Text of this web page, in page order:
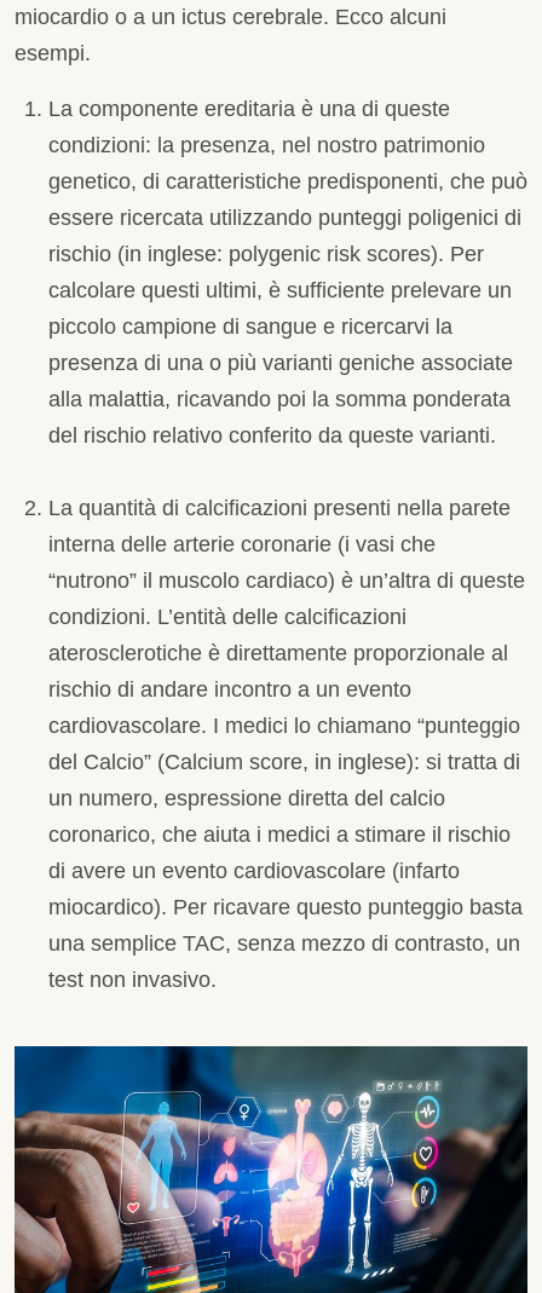
miocardio o a un ictus cerebrale. Ecco alcuni
esempi.
La componente ereditaria è una di queste
condizioni: la presenza, nel nostro patrimonio
genetico, di caratteristiche predisponenti, che può
essere ricercata utilizzando punteggi poligenici di
rischio (in inglese: polygenic risk scores). Per
calcolare questi ultimi, è sufficiente prelevare un
piccolo campione di sangue e ricercarvi la
presenza di una o più varianti geniche associate
alla malattia, ricavando poi la somma ponderata
del rischio relativo conferito da queste varianti.
La quantità di calcificazioni presenti nella parete
interna delle arterie coronarie (i vasi che
“nutrono” il muscolo cardiaco) è un’altra di queste
condizioni. L’entità delle calcificazioni
aterosclerotiche è direttamente proporzionale al
rischio di andare incontro a un evento
cardiovascolare. I medici lo chiamano “punteggio
del Calcio” (Calcium score, in inglese): si tratta di
un numero, espressione diretta del calcio
coronarico, che aiuta i medici a stimare il rischio
di avere un evento cardiovascolare (infarto
miocardico). Per ricavare questo punteggio basta
una semplice TAC, senza mezzo di contrasto, un
test non invasivo.